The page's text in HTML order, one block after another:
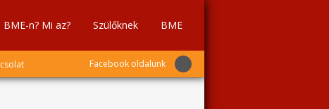
n? Mi az? Szülőknek BME
Facebook oldalunk